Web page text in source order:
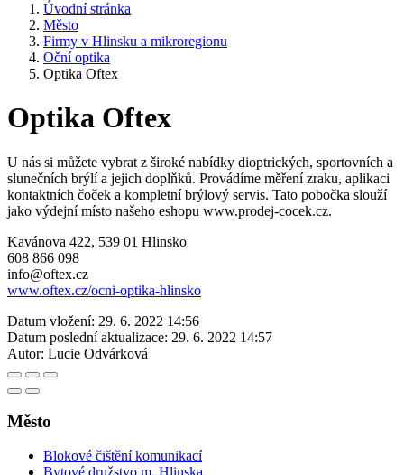
Úvodní stránka
Město
Firmy v Hlinsku a mikroregionu
Oční optika
Optika Oftex
Optika Oftex
U nás si můžete vybrat z široké nabídky dioptrických, sportovních a
slunečních brýlí a jejich doplňků. Provádíme měření zraku, aplikaci
kontaktních čoček a kompletní brýlový servis. Tato pobočka slouží
jako výdejní místo našeho eshopu www.prodej-cocek.cz.
Kavánova 422, 539 01 Hlinsko
608 866 098
info@oftex.cz
www.oftex.cz/ocni-optika-hlinsko
Datum vložení: 29. 6. 2022 14:56
Datum poslední aktualizace: 29. 6. 2022 14:57
Autor: Lucie Odvárková
Město
Blokové čištění komunikací